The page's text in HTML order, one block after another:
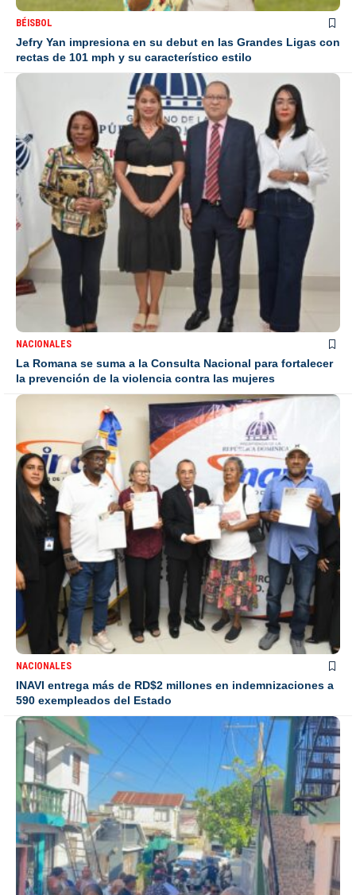
BÉISBOL
Jefry Yan impresiona en su debut en las Grandes Ligas con
rectas de 101 mph y su característico estilo
NACIONALES
La Romana se suma a la Consulta Nacional para fortalecer
la prevención de la violencia contra las mujeres
NACIONALES
INAVI entrega más de RD$2 millones en indemnizaciones a
590 exempleados del Estado